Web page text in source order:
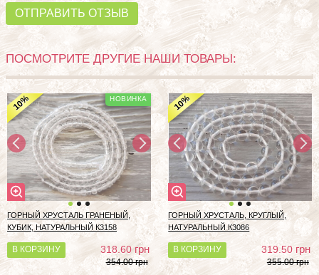
ОТПРАВИТЬ ОТЗЫВ
ПОСМОТРИТЕ ДРУГИЕ НАШИ ТОВАРЫ:
10%
ГОРНЫЙ ХРУСТАЛЬ ГРАНЕНЫЙ,
КУБИК, НАТУРАЛЬНЫЙ К3158
В КОРЗИНУ 318.60грн
354.00 грн
10%
ГОРНЫЙ ХРУСТАЛЬ, КРУГЛЫЙ,
НАТУРАЛЬНЫЙ К3086
В КОРЗИНУ 319.50грн
355.00 грн